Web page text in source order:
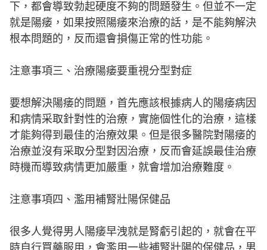
下，都會導致勃起硬度不夠的問題發生。但並不一定
就是陽痿，如果按照陽痿來治療的話，是不能夠解決
根本問題的，反而還會損傷正常的性功能。
注意事項三、治療陽痿要重視分型對症
要想解決陽痿的問題，首先應該根據病人的陽痿病因
和病情采取針對性的治療，實施個性化的治療，這樣
才能夠得到最佳的治療效果。但是很多醫院對陽痿的
治療並沒有采取分型對因治療，反而會延誤最佳治療
時機而導致病情更加嚴重，就會增加治療難度。
注意事項四、濫用補腎壯陽保健品
很多人覺得男人陽痿早洩就是腎虧引起的，就會在平